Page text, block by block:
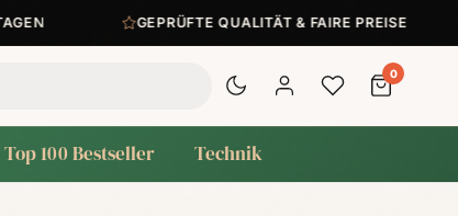
GEPRÜFTE QUALITÄT & FAIRE PREISE
0
Top 100 Bestseller Technik